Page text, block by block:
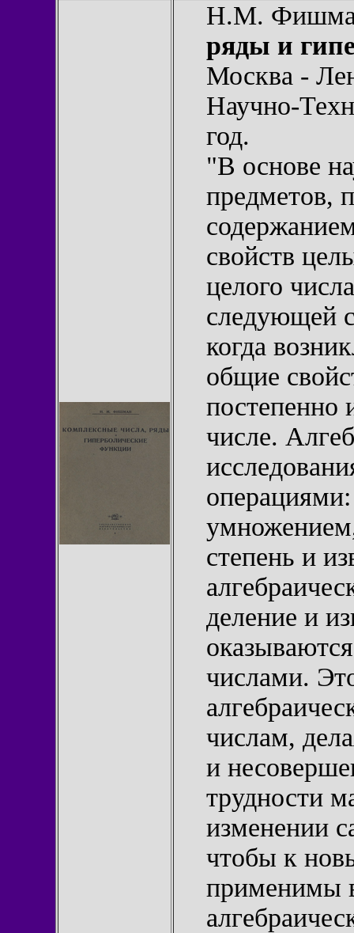
Н.М.
ряды и
Москва -
Научно-
год.
"В основе
предметов,
свойств
целого
следующей
когда
общие
постепенно
числе.
степень и
деление и
числами.
числам,
и
трудности
изменении
чтобы к
применимы